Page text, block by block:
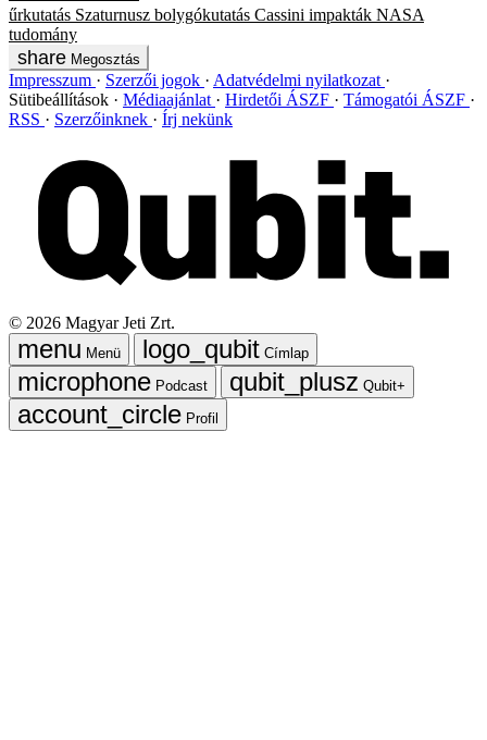
űrkutatás Szaturnusz bolygókutatás Cassini impakták NASA
tudomány
Megosztás
Impresszum Szerzői jogok
Adatvédelmi nyilatkozat
Sütibeállítások
Médiaajánlat Hirdetői ÁSZF
Támogatói ÁSZF
RSS
Szerzőinknek Írj nekünk
© 2026 Magyar Jeti Zrt.
Menü
Címlap
Podcast
Qubit+
Profil